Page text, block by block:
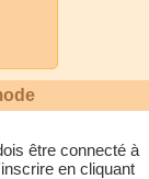
être connecté à
en cliquant